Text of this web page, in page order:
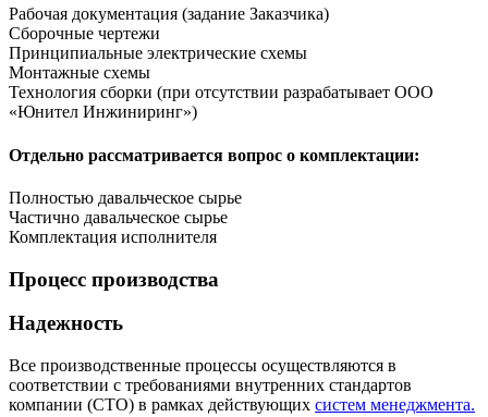
Рабочая документация (задание Заказчика)
Сборочные чертежи
Принципиальные электрические схемы
Монтажные схемы
Технология сборки (при отсутствии разрабатывает ООО
«Юнител Инжиниринг»)
Отдельно рассматривается вопрос о комплектации:
Полностью давальческое сырье
Частично давальческое сырье
Комплектация исполнителя
Процесс производства
Надежность
Все производственные процессы осуществляются в
соответствии с требованиями внутренних стандартов
компании (СТО) в рамках действующих систем менеджмента.